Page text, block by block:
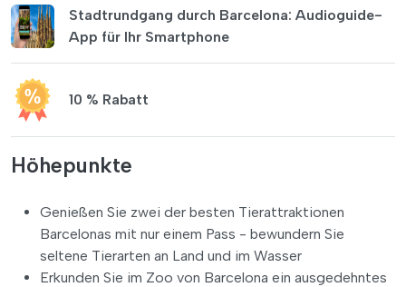
Stadtrundgang durch Barcelona: Audioguide-
App für Ihr Smartphone
10 % Rabatt
Höhepunkte
Genießen Sie zwei der besten Tierattraktionen
Barcelonas mit nur einem Pass - bewundern Sie
seltene Tierarten an Land und im Wasser
Erkunden Sie im Zoo von Barcelona ein ausgedehntes